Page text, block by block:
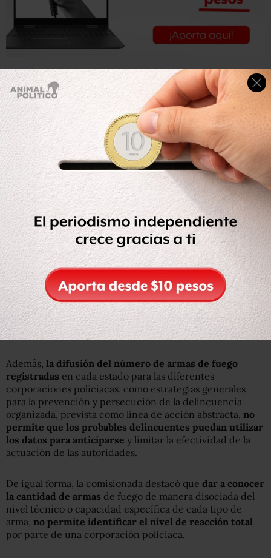
Ante tal situación,
la comisionada del IAFI, María Elena
Pérez-Jaén
citó a la Sedena a una audiencia de acceso a
información reservada, en la cual el sujeto obligado,
precisó que las licencias oficiales colectivas se otorgan
por entidad federativa
Que las mismas amparan el número de armas de cada
corporación, así como que la mayoría de los estados
cuentan con dos licencias colectivas; una
correspondiente a la Procuraduría General de Justicia
Estatal y otra a la Secretaría de Seguridad Pública Estatal.
Para revocar la reserva de dicha información, la
comisionada Pérez-Jaén expuso, entre otros argumentos
que el estado de fuerza está conformado por diversos
elementos que en conjunto tienen como objetivo el
resguardo de la seguridad y la paz pública.
Es decir, se integra por la capacidad de acción y de la de
sus elementos objetivos y subjetivos.
Además, la difusión del número de armas de fuego
registradas en cada estado para las diferentes
corporaciones policiacas, como estrategias generales
para la prevención y persecución de la delincuencia
organizada, prevista como línea de acción abstracta, no
permite que los probables delincuentes puedan utilizar
los datos para anticiparse y limitar la efectividad de la
actuación de las autoridades.
De igual forma, la comisionada destacó que dar a conocer
la cantidad de armas de fuego de manera disociada del
nivel técnico o capacidad específica de cada tipo de
arma, no permite identificar el nivel de reacción total
por parte de una corporación policiaca.